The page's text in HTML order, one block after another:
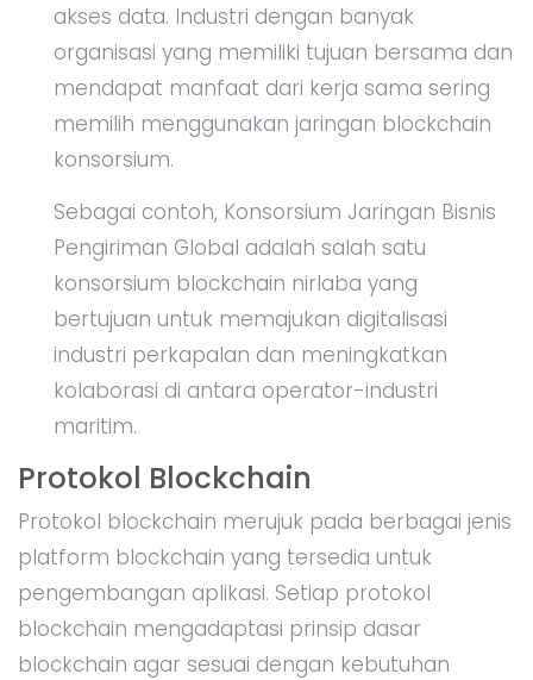
akses data. Industri dengan banyak
organisasi yang memiliki tujuan bersama dan
mendapat manfaat dari kerja sama sering
memilih menggunakan jaringan blockchain
konsorsium.
Sebagai contoh, Konsorsium Jaringan Bisnis
Pengiriman Global adalah salah satu
konsorsium blockchain nirlaba yang
bertujuan untuk memajukan digitalisasi
industri perkapalan dan meningkatkan
kolaborasi di antara operator-industri
maritim.
Protokol Blockchain
Protokol blockchain merujuk pada berbagai jenis
platform blockchain yang tersedia untuk
pengembangan aplikasi. Setiap protokol
blockchain mengadaptasi prinsip dasar
blockchain agar sesuai dengan kebutuhan